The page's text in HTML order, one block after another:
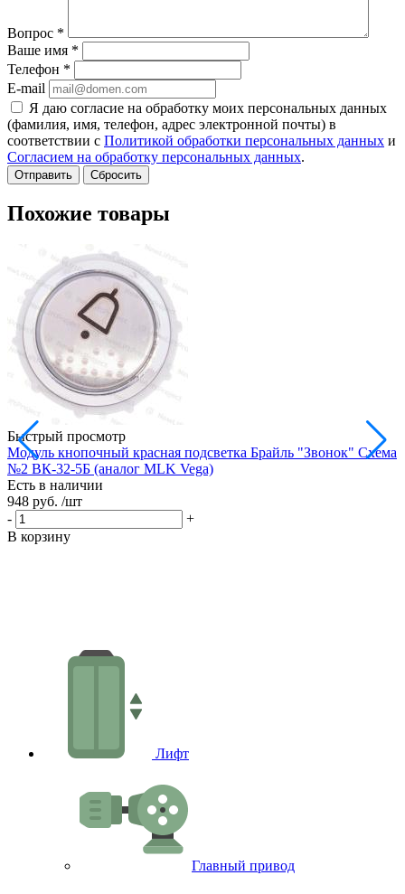
Вопрос *
Ваше имя *
Телефон *
E-mail
Я даю согласие на обработку моих персональных данных
(фамилия, имя, телефон, адрес электронной почты) в
соответствии с Политикой обработки персональных данных и
Согласием на обработку персональных данных.
Сбросить
Похожие товары
Быстрый просмотр
Модуль кнопочный красная подсветка Брайль "Звонок" Схема
№2 ВК-32-5Б (аналог MLK Vega)
Есть в наличии
948 руб. /шт
-
+
В корзину
Лифт
Главный привод